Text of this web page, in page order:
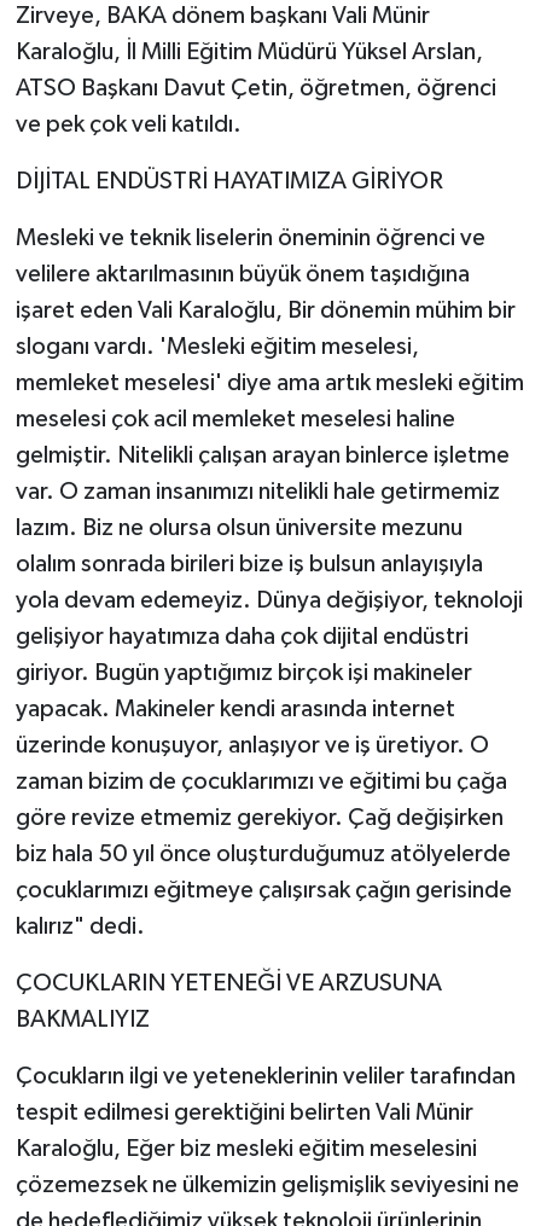
Zirveye, BAKA dönem başkanı Vali Münir
Karaloğlu, İl Milli Eğitim Müdürü Yüksel Arslan,
ATSO Başkanı Davut Çetin, öğretmen, öğrenci
ve pek çok veli katıldı.
DİJİTAL ENDÜSTRİ HAYATIMIZA GİRİYOR
Mesleki ve teknik liselerin öneminin öğrenci ve
velilere aktarılmasının büyük önem taşıdığına
işaret eden Vali Karaloğlu, Bir dönemin mühim bir
sloganı vardı. 'Mesleki eğitim meselesi,
memleket meselesi' diye ama artık mesleki eğitim
meselesi çok acil memleket meselesi haline
gelmiştir. Nitelikli çalışan arayan binlerce işletme
var. O zaman insanımızı nitelikli hale getirmemiz
lazım. Biz ne olursa olsun üniversite mezunu
olalım sonrada birileri bize iş bulsun anlayışıyla
yola devam edemeyiz. Dünya değişiyor, teknoloji
gelişiyor hayatımıza daha çok dijital endüstri
giriyor. Bugün yaptığımız birçok işi makineler
yapacak. Makineler kendi arasında internet
üzerinde konuşuyor, anlaşıyor ve iş üretiyor. O
zaman bizim de çocuklarımızı ve eğitimi bu çağa
göre revize etmemiz gerekiyor. Çağ değişirken
biz hala 50 yıl önce oluşturduğumuz atölyelerde
çocuklarımızı eğitmeye çalışırsak çağın gerisinde
kalırız" dedi.
ÇOCUKLARIN YETENEĞİ VE ARZUSUNA
BAKMALIYIZ
Çocukların ilgi ve yeteneklerinin veliler tarafından
tespit edilmesi gerektiğini belirten Vali Münir
Karaloğlu, Eğer biz mesleki eğitim meselesini
çözemezsek ne ülkemizin gelişmişlik seviyesini ne